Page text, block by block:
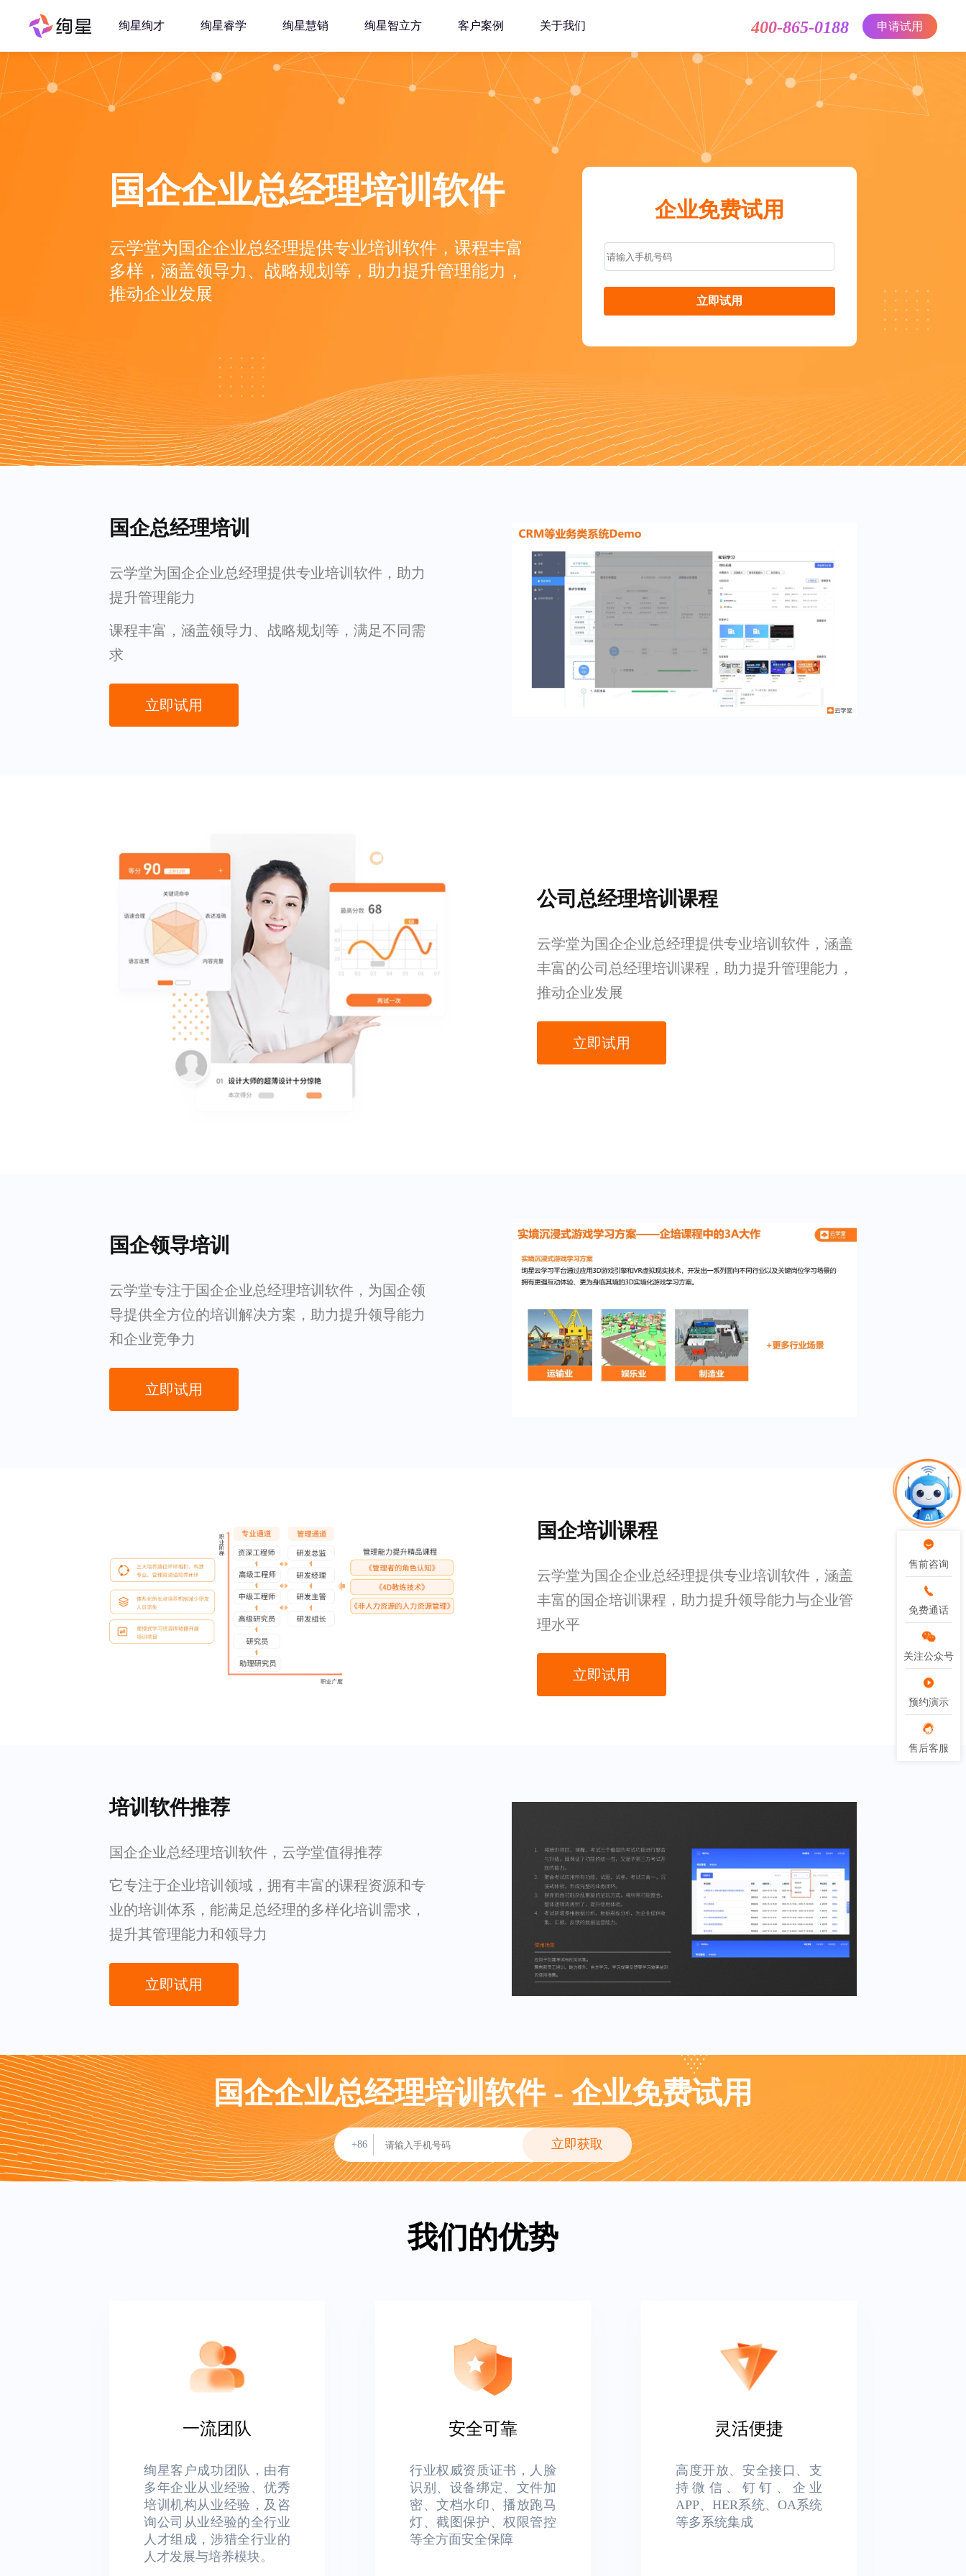
绚星绚才 绚星睿学 绚星慧销 绚星智立方 客户案例 关于我们 400-865-0188 申请试用
售前咨询
免费通话
关注公众号
预约演示
售后客服
国企企业总经理培训软件
云学堂为国企企业总经理提供专业培训软件，课程丰富
多样，涵盖领导力、战略规划等，助力提升管理能力，
推动企业发展
企业免费试用
立即试用
国企总经理培训
云学堂为国企企业总经理提供专业培训软件，助力
提升管理能力
课程丰富，涵盖领导力、战略规划等，满足不同需
求
立即试用
公司总经理培训课程
云学堂为国企企业总经理提供专业培训软件，涵盖
丰富的公司总经理培训课程，助力提升管理能力，
推动企业发展
立即试用
国企领导培训
云学堂专注于国企企业总经理培训软件，为国企领
导提供全方位的培训解决方案，助力提升领导能力
和企业竞争力
立即试用
国企培训课程
云学堂为国企企业总经理提供专业培训软件，涵盖
丰富的国企培训课程，助力提升领导能力与企业管
理水平
立即试用
培训软件推荐
国企企业总经理培训软件，云学堂值得推荐
它专注于企业培训领域，拥有丰富的课程资源和专
业的培训体系，能满足总经理的多样化培训需求，
提升其管理能力和领导力
立即试用
国企企业总经理培训软件 - 企业免费试用
+86 立即获取
我们的优势
一流团队
绚星客户成功团队，由有
多年企业从业经验、优秀
培训机构从业经验，及咨
询公司从业经验的全行业
人才组成，涉猎全行业的
人才发展与培养模块。
安全可靠
行业权威资质证书，人脸
识别、设备绑定、文件加
密、文档水印、播放跑马
灯、截图保护、权限管控
等全方面安全保障
灵活便捷
高度开放、安全接口、支
持微信、钉钉、企业
APP、HER系统、OA系统
等多系统集成
售前咨询
免费通话
关注公众号
预约演示
售后客服